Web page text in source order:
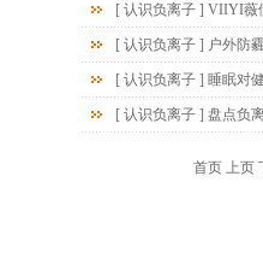
[ 认识负离子 ] VIIYI薇
[ 认识负离子 ] 户外防
[ 认识负离子 ] 睡眠对
[ 认识负离子 ] 盘点负
首页 上页